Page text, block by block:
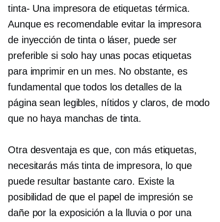
tinta- Una impresora de etiquetas térmica.
Aunque es recomendable evitar la impresora
de inyección de tinta o láser, puede ser
preferible si solo hay unas pocas etiquetas
para imprimir en un mes. No obstante, es
fundamental que todos los detalles de la
página sean legibles, nítidos y claros, de modo
que no haya manchas de tinta.
Otra desventaja es que, con más etiquetas,
necesitarás más tinta de impresora, lo que
puede resultar bastante caro. Existe la
posibilidad de que el papel de impresión se
dañe por la exposición a la lluvia o por una